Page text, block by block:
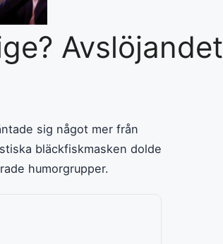
Avslöjandet
sig något mer från
bläckfiskmasken dolde
humorgrupper.